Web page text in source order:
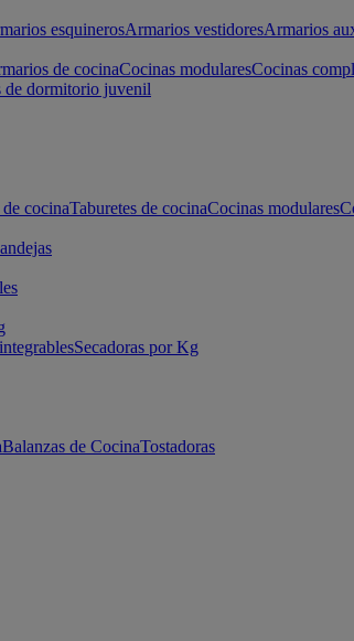
esquinerosArmarios vestidoresArmarios
de cocinaCocinas modularesCocinas
de dormitorio juvenil
cocinaTaburetes de cocinaCocinas modulares
Secadoras por Kg
Balanzas de CocinaTostadoras